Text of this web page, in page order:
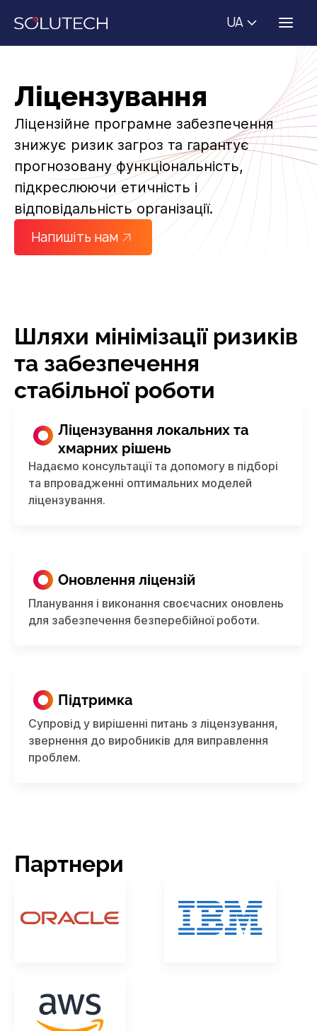
UA
Ліцензування
Ліцензійне програмне забезпечення
знижує ризик загроз та гарантує
прогнозовану функціональність,
підкреслюючи етичність і
відповідальність організації.
Напишіть нам
Шляхи мінімізації ризиків
та забезпечення
стабільної роботи
Ліцензування локальних та
хмарних рішень
Надаємо консультації та допомогу в підборі
та впровадженні оптимальних моделей
ліцензування.
Оновлення ліцензій
Планування і виконання своєчасних оновлень
для забезпечення безперебійної роботи.
Підтримка
Супровід у вирішенні питань з ліцензування,
звернення до виробників для виправлення
проблем.
Партнери